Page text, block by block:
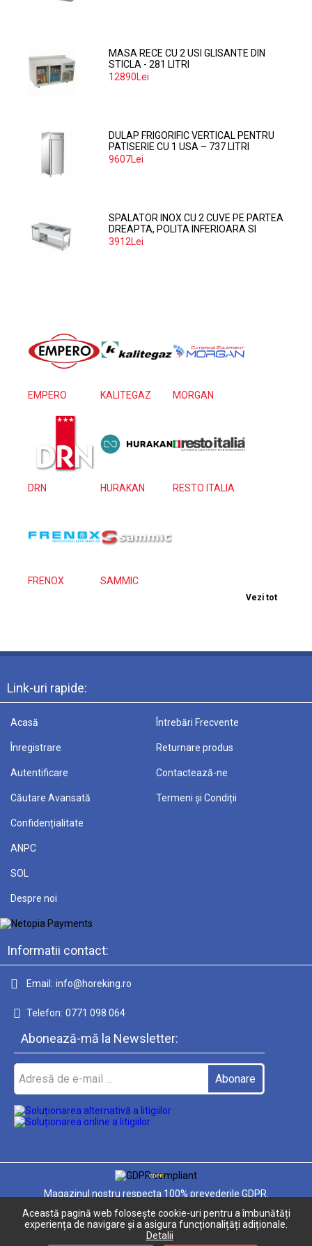
MASA RECE CU 2 USI GLISANTE DIN
STICLA - 281 LITRI
12890Lei
DULAP FRIGORIFIC VERTICAL PENTRU
PATISERIE CU 1 USA – 737 LITRI
9607Lei
SPALATOR INOX CU 2 CUVE PE PARTEA
DREAPTA, POLITA INFERIOARA SI
SPATIU MASINA SPALAT 160*70*85
3912Lei
EMPERO KALITEGAZ MORGAN
DRN HURAKAN RESTO ITALIA
FRENOX SAMMIC
Vezi tot
Link-uri rapide:
Acasă
Înregistrare
Autentificare
Căutare Avansată
Întrebări Frecvente
Returnare produs
Contactează-ne
Termeni și Condiții
Confidențialitate
ANPC
SOL
Despre noi
Informatii contact:
Email: info@horeking.ro
Telefon: 0771 098 064
Abonează-mă la Newsletter:
GDPR
Magazinul nostru respecta 100% prevederile GDPR.
Informatiile mele personale
Această pagină web folosește cookie-uri pentru a îmbunătăți
experiența de navigare și a asigura funcționalițăți adiționale.
Detalii